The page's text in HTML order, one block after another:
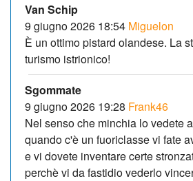
Van Schip
9 giugno 2026 18:54 Miguelon
È un ottimo pistard olandese. La
turismo istrionico!
Sgommate
9 giugno 2026 19:28 Frank46
Nel senso che minchia lo vedete
quando c'è un fuoriclasse vi fate
e vi dovete inventare certe
perchè vi da fastidio vederlo